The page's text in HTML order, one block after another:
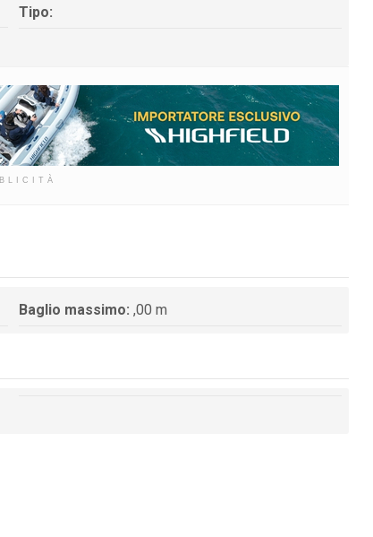
Tipo:
Baglio massimo: ,00 m